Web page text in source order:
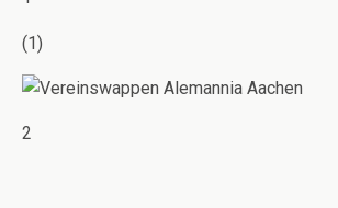
(1)
2